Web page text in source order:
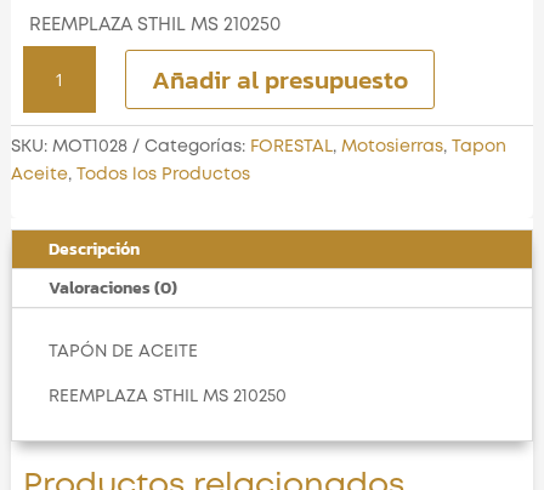
REEMPLAZA STHIL MS 210250
ACEITE
cantidad
Añadir al presupuesto
SKU: MOT1028 Categorías: FORESTAL, Motosierras, Tapon
Aceite, Todos los Productos
Descripción
Valoraciones (0)
TAPÓN DE ACEITE
REEMPLAZA STHIL MS 210250